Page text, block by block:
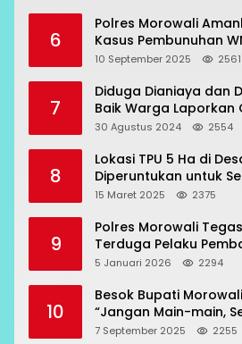
6
Polres Morowali
Kasus Pembunuhan
Topogaro
10 September 2025 2561
7
Diduga Dianiaya dan
Baik Warga Laporkan
Oknum Polisi
30 Agustus 2024 2554
8
Lokasi TPU 5 Ha di
Diperuntukan untuk
15 Maret 2025 2375
9
Polres Morowali
Terduga Pelaku
RCP Sesuai Prosedur
5 Januari 2026 2294
10
Besok Bupati
“Jangan Main-main,
7 September 2025 2255